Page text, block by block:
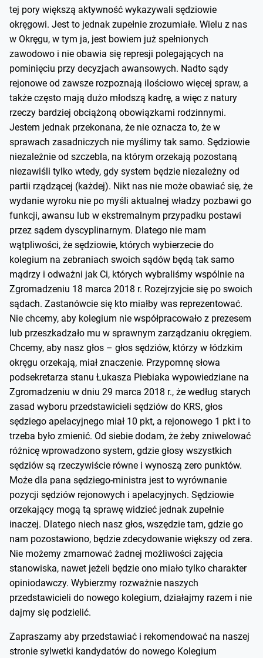
tej pory większą aktywność wykazywali sędziowie
okręgowi. Jest to jednak zupełnie zrozumiałe. Wielu z nas
w Okręgu, w tym ja, jest bowiem już spełnionych
zawodowo i nie obawia się represji polegających na
pominięciu przy decyzjach awansowych. Nadto sądy
rejonowe od zawsze rozpoznają ilościowo więcej spraw, a
także często mają dużo młodszą kadrę, a więc z natury
rzeczy bardziej obciążoną obowiązkami rodzinnymi.
Jestem jednak przekonana, że nie oznacza to, że w
sprawach zasadniczych nie myślimy tak samo. Sędziowie
niezależnie od szczebla, na którym orzekają pozostaną
niezawiśli tylko wtedy, gdy system będzie niezależny od
partii rządzącej (każdej). Nikt nas nie może obawiać się, że
wydanie wyroku nie po myśli aktualnej władzy pozbawi go
funkcji, awansu lub w ekstremalnym przypadku postawi
przez sądem dyscyplinarnym. Dlatego nie mam
wątpliwości, że sędziowie, których wybierzecie do
kolegium na zebraniach swoich sądów będą tak samo
mądrzy i odważni jak Ci, których wybraliśmy wspólnie na
Zgromadzeniu 18 marca 2018 r. Rozejrzyjcie się po swoich
sądach. Zastanówcie się kto miałby was reprezentować.
Nie chcemy, aby kolegium nie współpracowało z prezesem
lub przeszkadzało mu w sprawnym zarządzaniu okręgiem.
Chcemy, aby nasz głos – głos sędziów, którzy w łódzkim
okręgu orzekają, miał znaczenie. Przypomnę słowa
podsekretarza stanu Łukasza Piebiaka wypowiedziane na
Zgromadzeniu w dniu 29 marca 2018 r., że według starych
zasad wyboru przedstawicieli sędziów do KRS, głos
sędziego apelacyjnego miał 10 pkt, a rejonowego 1 pkt i to
trzeba było zmienić. Od siebie dodam, że żeby zniwelować
różnicę wprowadzono system, gdzie głosy wszystkich
sędziów są rzeczywiście równe i wynoszą zero punktów.
Może dla pana sędziego-ministra jest to wyrównanie
pozycji sędziów rejonowych i apelacyjnych. Sędziowie
orzekający mogą tą sprawę widzieć jednak zupełnie
inaczej. Dlatego niech nasz głos, wszędzie tam, gdzie go
nam pozostawiono, będzie zdecydowanie większy od zera.
Nie możemy zmarnować żadnej możliwości zajęcia
stanowiska, nawet jeżeli będzie ono miało tylko charakter
opiniodawczy. Wybierzmy rozważnie naszych
przedstawicieli do nowego kolegium, działajmy razem i nie
dajmy się podzielić.
Zapraszamy aby przedstawiać i rekomendować na naszej
stronie sylwetki kandydatów do nowego Kolegium